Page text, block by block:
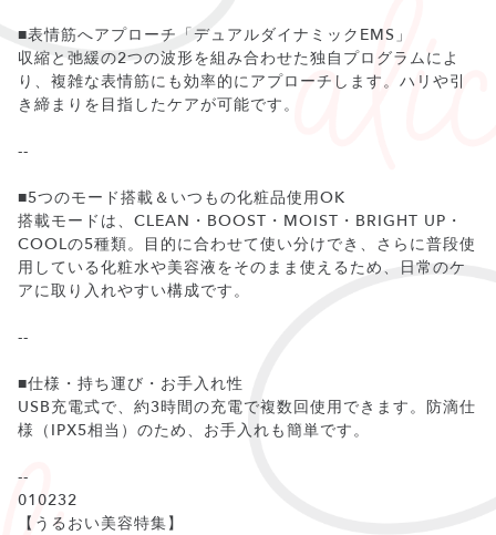
■表情筋へアプローチ「デュアルダイナミックEMS」
収縮と弛緩の2つの波形を組み合わせた独自プログラムによ
り、複雑な表情筋にも効率的にアプローチします。ハリや引
き締まりを目指したケアが可能です。
--
■5つのモード搭載＆いつもの化粧品使用OK
搭載モードは、CLEAN・BOOST・MOIST・BRIGHT UP・
COOLの5種類。目的に合わせて使い分けでき、さらに普段使
用している化粧水や美容液をそのまま使えるため、日常のケ
アに取り入れやすい構成です。
--
■仕様・持ち運び・お手入れ性
USB充電式で、約3時間の充電で複数回使用できます。防滴仕
様（IPX5相当）のため、お手入れも簡単です。
--
010232
【うるおい美容特集】